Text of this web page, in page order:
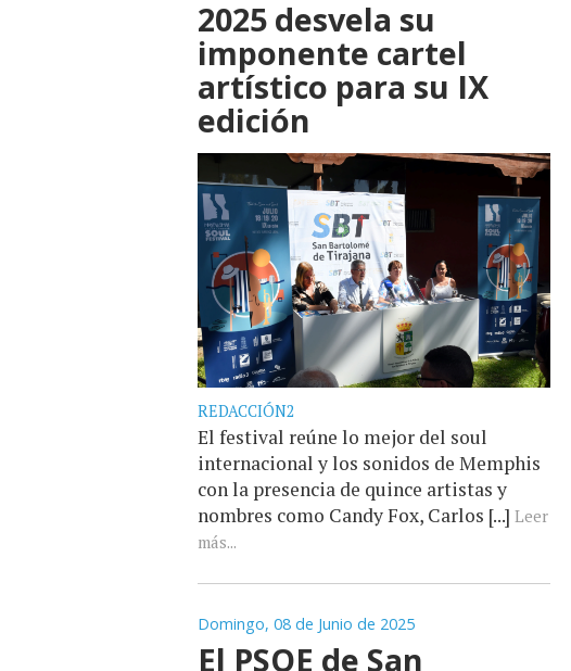
2025 desvela su
imponente cartel
artístico para su IX
edición
REDACCIÓN2
El festival reúne lo mejor del soul
internacional y los sonidos de Memphis
con la presencia de quince artistas y
nombres como Candy Fox, Carlos [...] Leer
más...
Domingo, 08 de Junio de 2025
El PSOE de San